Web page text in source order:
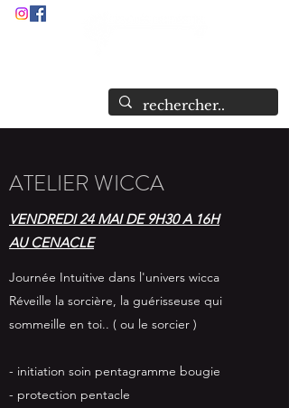
ATELIER WICCA
VENDREDI 24 MAI DE 9H30 A 16H
AU CENACLE
Journée Intuitive dans l'univers wicca
Réveille la sorcière, la guérisseuse qui
sommeille en toi.. ( ou le sorcier )
- initiation soin pentagramme bougie
- protection pentacle